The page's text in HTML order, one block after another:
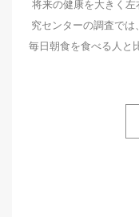
将来の健康を大きく
究センターの調査では
毎日朝食を食べる人と